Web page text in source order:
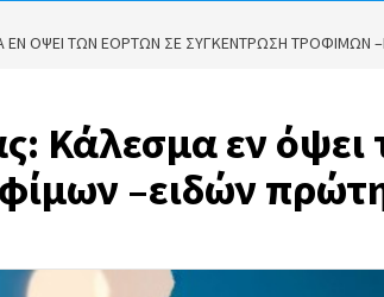
ΌΨΕΙ ΤΩΝ ΕΟΡΤΏΝ ΣΕ ΣΥΓΚΈΝΤΡΩΣΗ ΤΡΟΦΊΜΩΝ
Κάλεσμα εν όψει
–ειδών